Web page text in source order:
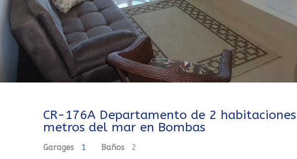
CR-176A Departamento de 2
metros del mar en Bombas
Garages 1 Baños 2